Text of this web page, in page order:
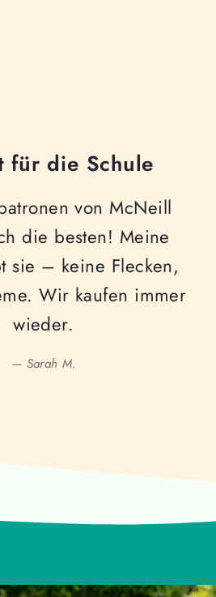
für die Schule
von McNeill
die besten! Meine
sie – keine Flecken,
Wir kaufen immer
wieder.
— Sarah M.